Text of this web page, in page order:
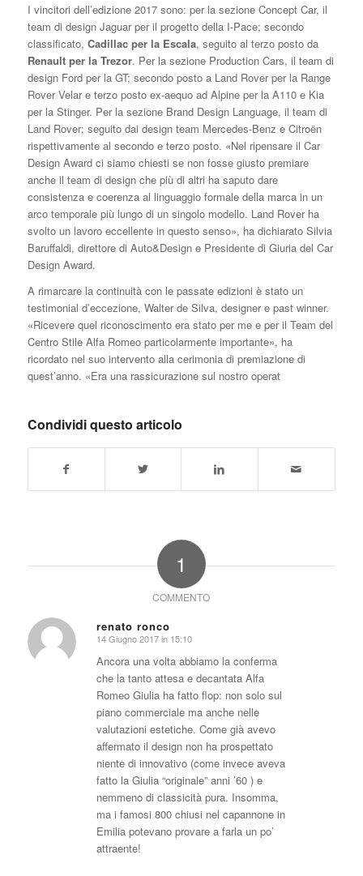
I vincitori dell’edizione 2017 sono: per la sezione Concept Car, il
team di design Jaguar per il progetto della I-Pace; secondo
classificato, Cadillac per la Escala, seguito al terzo posto da
Renault per la Trezor. Per la sezione Production Cars, il team di
design Ford per la GT; secondo posto a Land Rover per la Range
Rover Velar e terzo posto ex-aequo ad Alpine per la A110 e Kia
per la Stinger. Per la sezione Brand Design Language, il team di
Land Rover; seguito dai design team Mercedes-Benz e Citroën
rispettivamente al secondo e terzo posto. «Nel ripensare il Car
Design Award ci siamo chiesti se non fosse giusto premiare
anche il team di design che più di altri ha saputo dare
consistenza e coerenza al linguaggio formale della marca in un
arco temporale più lungo di un singolo modello. Land Rover ha
svolto un lavoro eccellente in questo senso», ha dichiarato Silvia
Baruffaldi, direttore di Auto&Design e Presidente di Giuria del Car
Design Award.
A rimarcare la continuità con le passate edizioni è stato un
testimonial d’eccezione, Walter de Silva, designer e past winner.
«Ricevere quel riconoscimento era stato per me e per il Team del
Centro Stile Alfa Romeo particolarmente importante», ha
ricordato nel suo intervento alla cerimonia di premiazione di
quest’anno. «Era una rassicurazione sul nostro operat
Condividi questo articolo
1
COMMENTO
renato ronco
dice:
14 Giugno 2017 in 15:10
Ancora una volta abbiamo la conferma
che la tanto attesa e decantata Alfa
Romeo Giulia ha fatto flop: non solo sul
piano commerciale ma anche nelle
valutazioni estetiche. Come già avevo
affermato il design non ha prospettato
niente di innovativo (come invece aveva
fatto la Giulia “originale” anni ’60 ) e
nemmeno di classicità pura. Insomma,
ma i famosi 800 chiusi nel capannone in
Emilia potevano provare a farla un po’
attraente!